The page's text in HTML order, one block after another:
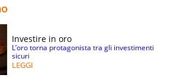
Investire in oro
L’oro torna protagonista tra gli investimenti
sicuri
LEGGI